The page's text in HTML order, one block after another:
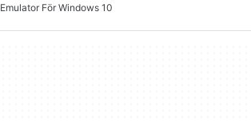
Emulator För Windows 10